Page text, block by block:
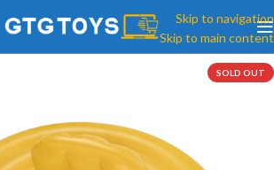
Skip to navigation
Skip to main content
SOLD OUT